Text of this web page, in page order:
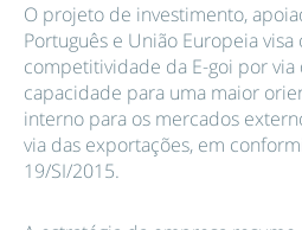
O projeto de investimento,
Português e União Europeia
competitividade da E-goi por via
capacidade para uma maior
interno para os mercados
via das exportações, em
19/SI/2015.